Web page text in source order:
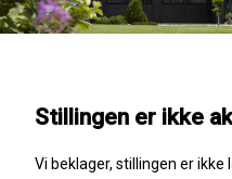
Stillingen er ikke
Vi beklager, stillingen er ikke